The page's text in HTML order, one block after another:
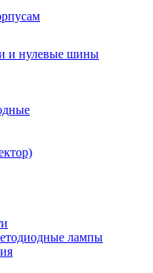
и нулевые шины
лампы